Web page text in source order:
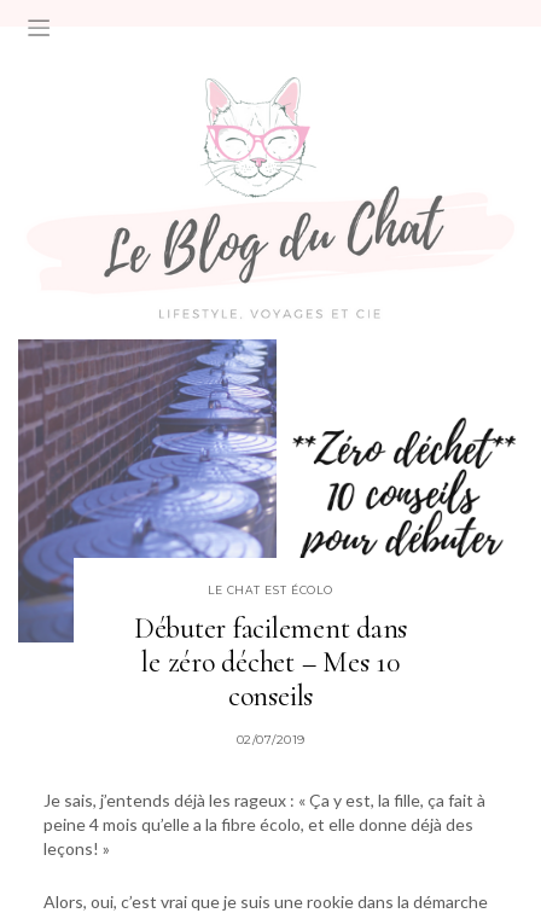
LE CHAT EST ÉCOLO
Débuter facilement dans
le zéro déchet – Mes 10
conseils
02/07/2019
Je sais, j’entends déjà les rageux : « Ça y est, la fille, ça fait à
peine 4 mois qu’elle a la fibre écolo, et elle donne déjà des
leçons! »
Alors, oui, c’est vrai que je suis une rookie dans la démarche